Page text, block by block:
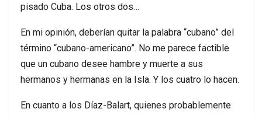
pisado Cuba. Los otros dos…
En mi opinión, deberían quitar la palabra “cubano” del
término “cubano-americano”. No me parece factible
que un cubano desee hambre y muerte a sus
hermanos y hermanas en la Isla. Y los cuatro lo hacen.
En cuanto a los Díaz-Balart, quienes probablemente